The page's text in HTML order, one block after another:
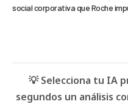
social corporativa que Roche
💡 Selecciona tu IA
segundos un análisis